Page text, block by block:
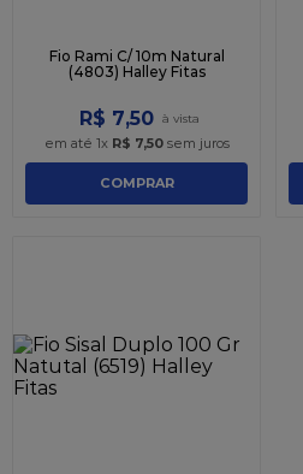
Fio Rami C/ 10m Natural
(4803) Halley Fitas
R$ 7,50
em até 1x R$ 7,50sem juros
COMPRAR